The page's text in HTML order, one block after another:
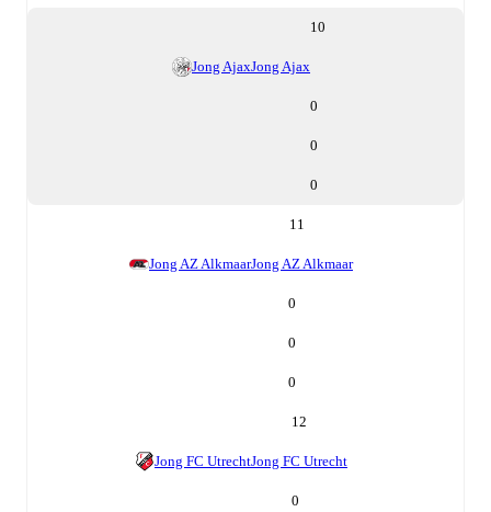
10
Jong AjaxJong Ajax
0
0
0
11
Jong AZ AlkmaarJong AZ Alkmaar
0
0
0
12
Jong FC UtrechtJong FC Utrecht
0